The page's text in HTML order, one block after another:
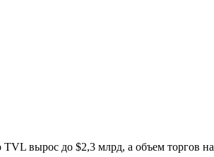
TVL вырос до $2,3 млрд, а объем торгов на